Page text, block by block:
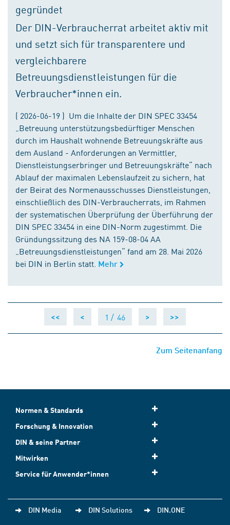
gegründet
Der DIN-Verbraucherrat arbeitet aktiv mit
und setzt sich für transparentere und
vergleichbarere
Betreuungsdienstleistungen für die
Verbraucher*innen ein.
( 2026-06-19 ) Um die Inhalte der DIN SPEC 33454
„Betreuung unterstützungsbedürftiger Menschen
durch im Haushalt wohnende Betreuungskräfte aus
dem Ausland - Anforderungen an Vermittler,
Dienstleistungserbringer und Betreuungskräfte“ nach
Ablauf der maximalen Lebenslaufzeit zu sichern, hat
der Beirat des Normenausschusses Dienstleistungen,
einschließlich des DIN-Verbraucherrats, im Rahmen
der systematischen Überprüfung der Überführung der
DIN SPEC 33454 in eine DIN-Norm zugestimmt. Die
Gründungssitzung des NA 159-08-04 AA
„Betreuungsdienstleistungen“ fand am 28. Mai 2026
bei DIN in Berlin statt. Mehr
<< < 1 / 46 > >>
Zum Seitenanfang
Normen & Standards
Forschung & Innovation
DIN & seine Partner
Mitwirken
Service für Anwender*innen
DIN Media DIN Solutions DIN.ONE